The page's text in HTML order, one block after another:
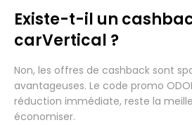
Existe-t-il un
carVertical ?
Non, les offres de cashback sont
avantageuses. Le code promo
réduction immédiate, reste la
économiser.